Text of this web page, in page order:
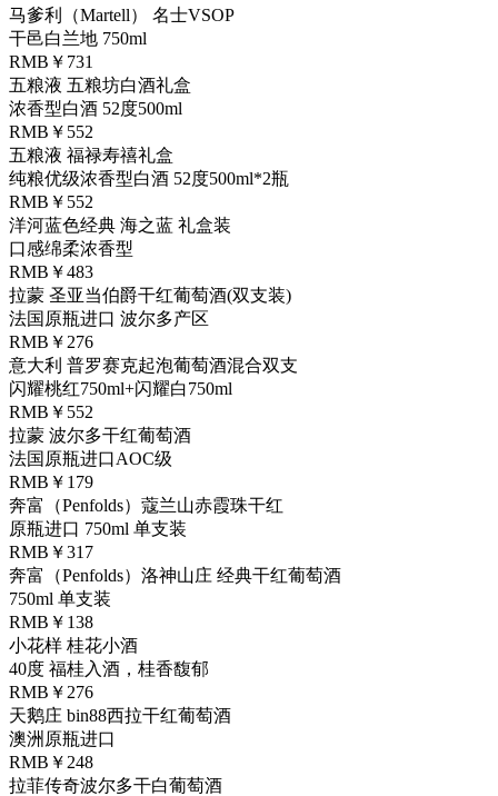
马爹利（Martell） 名士VSOP
干邑白兰地 750ml
RMB￥731
五粮液 五粮坊白酒礼盒
浓香型白酒 52度500ml
RMB￥552
五粮液 福禄寿禧礼盒
纯粮优级浓香型白酒 52度500ml*2瓶
RMB￥552
洋河蓝色经典 海之蓝 礼盒装
口感绵柔浓香型
RMB￥483
拉蒙 圣亚当伯爵干红葡萄酒(双支装)
法国原瓶进口 波尔多产区
RMB￥276
意大利 普罗赛克起泡葡萄酒混合双支
闪耀桃红750ml+闪耀白750ml
RMB￥552
拉蒙 波尔多干红葡萄酒
法国原瓶进口AOC级
RMB￥179
奔富（Penfolds）蔻兰山赤霞珠干红
原瓶进口 750ml 单支装
RMB￥317
奔富（Penfolds）洛神山庄 经典干红葡萄酒
750ml 单支装
RMB￥138
小花样 桂花小酒
40度 福桂入酒，桂香馥郁
RMB￥276
天鹅庄 bin88西拉干红葡萄酒
澳洲原瓶进口
RMB￥248
拉菲传奇波尔多干白葡萄酒